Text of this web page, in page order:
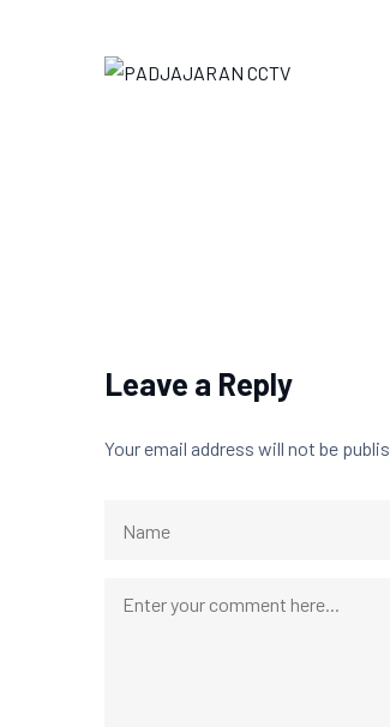
Leave a Reply
Your email address will not be